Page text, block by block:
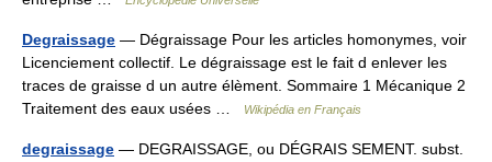
Degraissage — Dégraissage Pour les articles homonymes, voir
Licenciement collectif. Le dégraissage est le fait d enlever les
traces de graisse d un autre élèment. Sommaire 1 Mécanique 2
Traitement des eaux usées …
Wikipédia en Français
degraissage — DEGRAISSAGE, ou DÉGRAIS SEMENT. subst.